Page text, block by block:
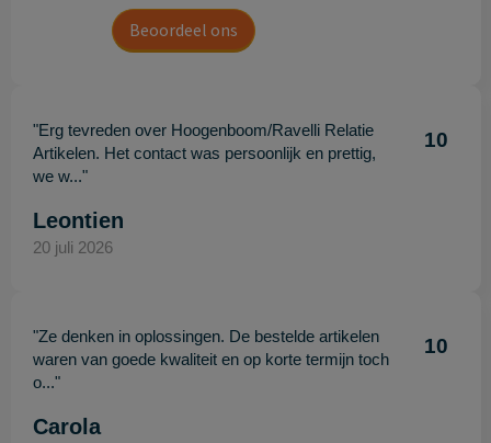
Beoordeel ons
"Erg tevreden over Hoogenboom/Ravelli Relatie
Artikelen. Het contact was persoonlijk en prettig,
we w..."
10
Leontien
20 juli 2026
"Ze denken in oplossingen. De bestelde artikelen
waren van goede kwaliteit en op korte termijn toch
o..."
10
Carola